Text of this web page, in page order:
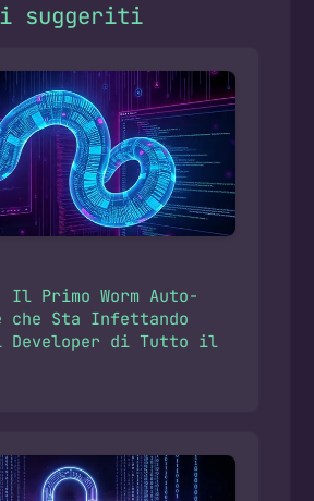
suggeriti
Il Primo Worm Auto-
che Sta Infettando
i Developer di Tutto il